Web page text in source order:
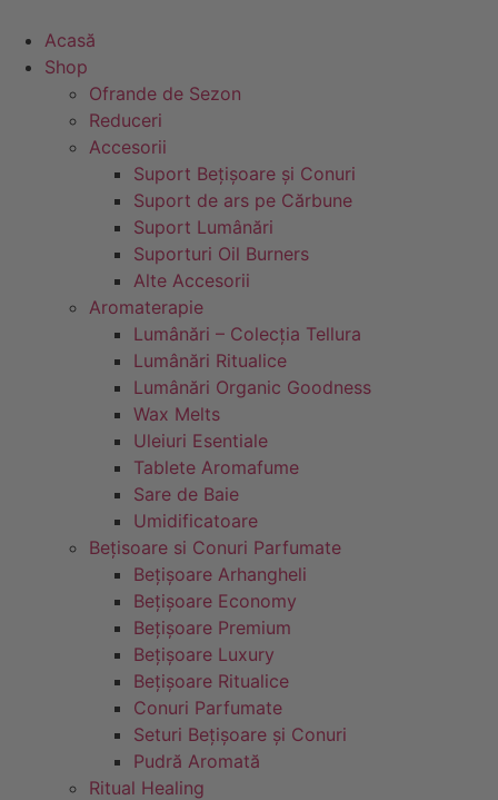
conținut
Acasă
Shop
Ofrande de Sezon
Reduceri
Accesorii
Suport Bețișoare și Conuri
Suport de ars pe Cărbune
Suport Lumânări
Suporturi Oil Burners
Alte Accesorii
Aromaterapie
Lumânări – Colecția Tellura
Lumânări Ritualice
Lumânări Organic Goodness
Wax Melts
Uleiuri Esentiale
Tablete Aromafume
Sare de Baie
Umidificatoare
Bețisoare si Conuri Parfumate
Bețișoare Arhangheli
Bețișoare Economy
Bețișoare Premium
Bețișoare Luxury
Bețișoare Ritualice
Conuri Parfumate
Seturi Bețișoare și Conuri
Pudră Aromată
Ritual Healing